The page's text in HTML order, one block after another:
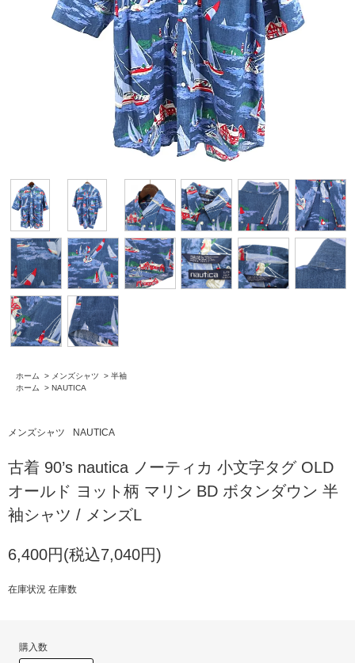
ホーム > メンズシャツ > 半袖
ホーム
> NAUTICA
メンズシャツ NAUTICA
古着 90’s nautica ノーティカ 小文字タグ OLD
オールド ヨット柄 マリン BD ボタンダウン 半
袖シャツ / メンズL
6,400円(税込7,040円)
在庫状況 在庫数
購入数